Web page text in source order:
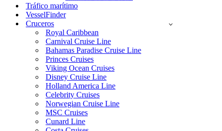
Tráfico marítimo
VesselFinder
Cruceros
Royal Caribbean
Carnival Cruise Line
Bahamas Paradise Cruise Line
Princes Cruises
Viking Ocean Cruises
Disney Cruise Line
Holland America Line
Celebrity Cruises
Norwegian Cruise Line
MSC Cruises
Cunard Line